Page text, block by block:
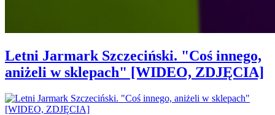
Letni Jarmark Szczeciński. "Coś innego,
aniżeli w sklepach" [WIDEO, ZDJĘCIA]